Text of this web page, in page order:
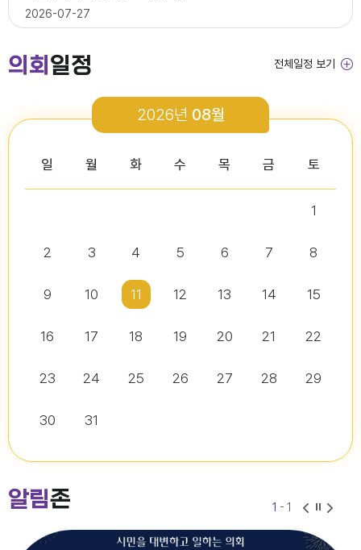
다다익산(2026.1월호) 의회편
2026-04-08
2026년도 회기운영 계획(변경)
2026-07-07
2026-02-02
다다익산(2026.1월호) 의회편
2025-12-03
2026-07-15
익산시의회, 제279회 임시회 개회
2026-07-02
2026-06-26
2026-07-24
2026-07-27
2026년도 제4회 익산시의회 지방임기제공무원 채용시험 최종합격..
2026-07-10
2026-07-07
2026-06-30
의회 일정
2026년 08월
일 월 화 수 목 금 토
1
2 3 4 5 6 7 8
9 10 11 12 13 14 15
16 17 18 19 20 21 22
23 24 25 26 27 28 29
30 31
전체일정 보기
알림존 1 - 1